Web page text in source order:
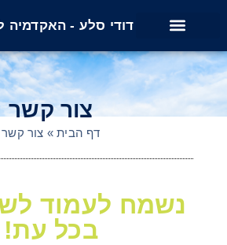
דודי סלע - האקדמיה
צור קשר
דף הבית» צור קשר
נשמח לעמוד
בכל עת!